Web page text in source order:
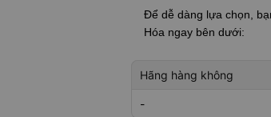
Để dễ dàng lựa chọn,
Hóa ngay bên dưới:
Hãng hàng không
-